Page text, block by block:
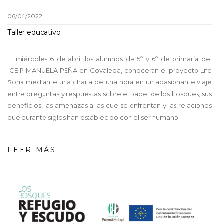
06/04/2022
Taller educativo
El miércoles 6 de abril los alumnos de 5º y 6º de primaria del
CEIP MANUELA PEÑA en Covaleda, conocerán el proyecto Life
Soria mediante una charla de una hora en un apasionante viaje
entre preguntas y respuestas sobre el papel de los bosques, sus
beneficios, las amenazas a las que se enfrentan y las relaciones
que durante siglos han establecido con el ser humano.
LEER MÁS
screenshot_-